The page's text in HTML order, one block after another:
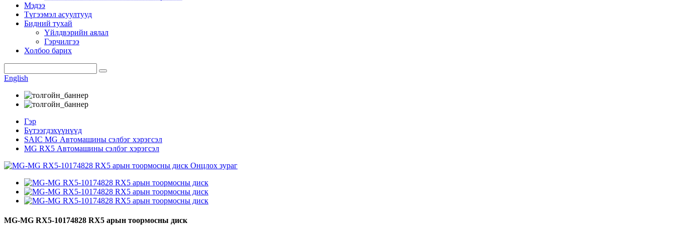
Мэдээ
Түгээмэл асуултууд
Бидний тухай
Үйлдвэрийн аялал
Гэрчилгээ
Холбоо барих
English
Гэр
Бүтээгдэхүүнүүд
SAIC MG Автомашины сэлбэг хэрэгсэл
MG RX5 Автомашины сэлбэг хэрэгсэл
MG-MG RX5-10174828 RX5 арын тоормосны диск